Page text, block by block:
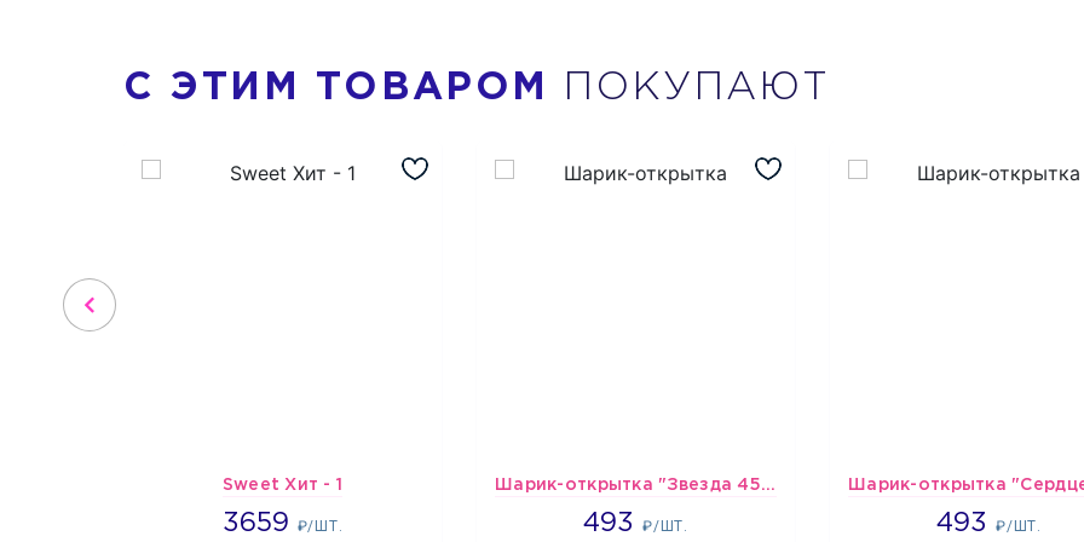
С ЭТИМ ТОВАРОМ ПОКУПАЮТ
Sweet Хит - 1
3659 ₽/ШТ.
3659 Шарик-открытка "Звезда 45 см" №1
493₽/ШТ.
493
493₽/ШТ.
493